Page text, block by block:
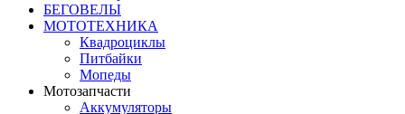
БЕГОВЕЛЫ
МОТОТЕХНИКА
Квадроциклы
Питбайки
Мопеды
Мотозапчасти
Аккумуляторы